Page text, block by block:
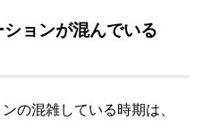
ョンが混んでいる
の混雑している時期は、